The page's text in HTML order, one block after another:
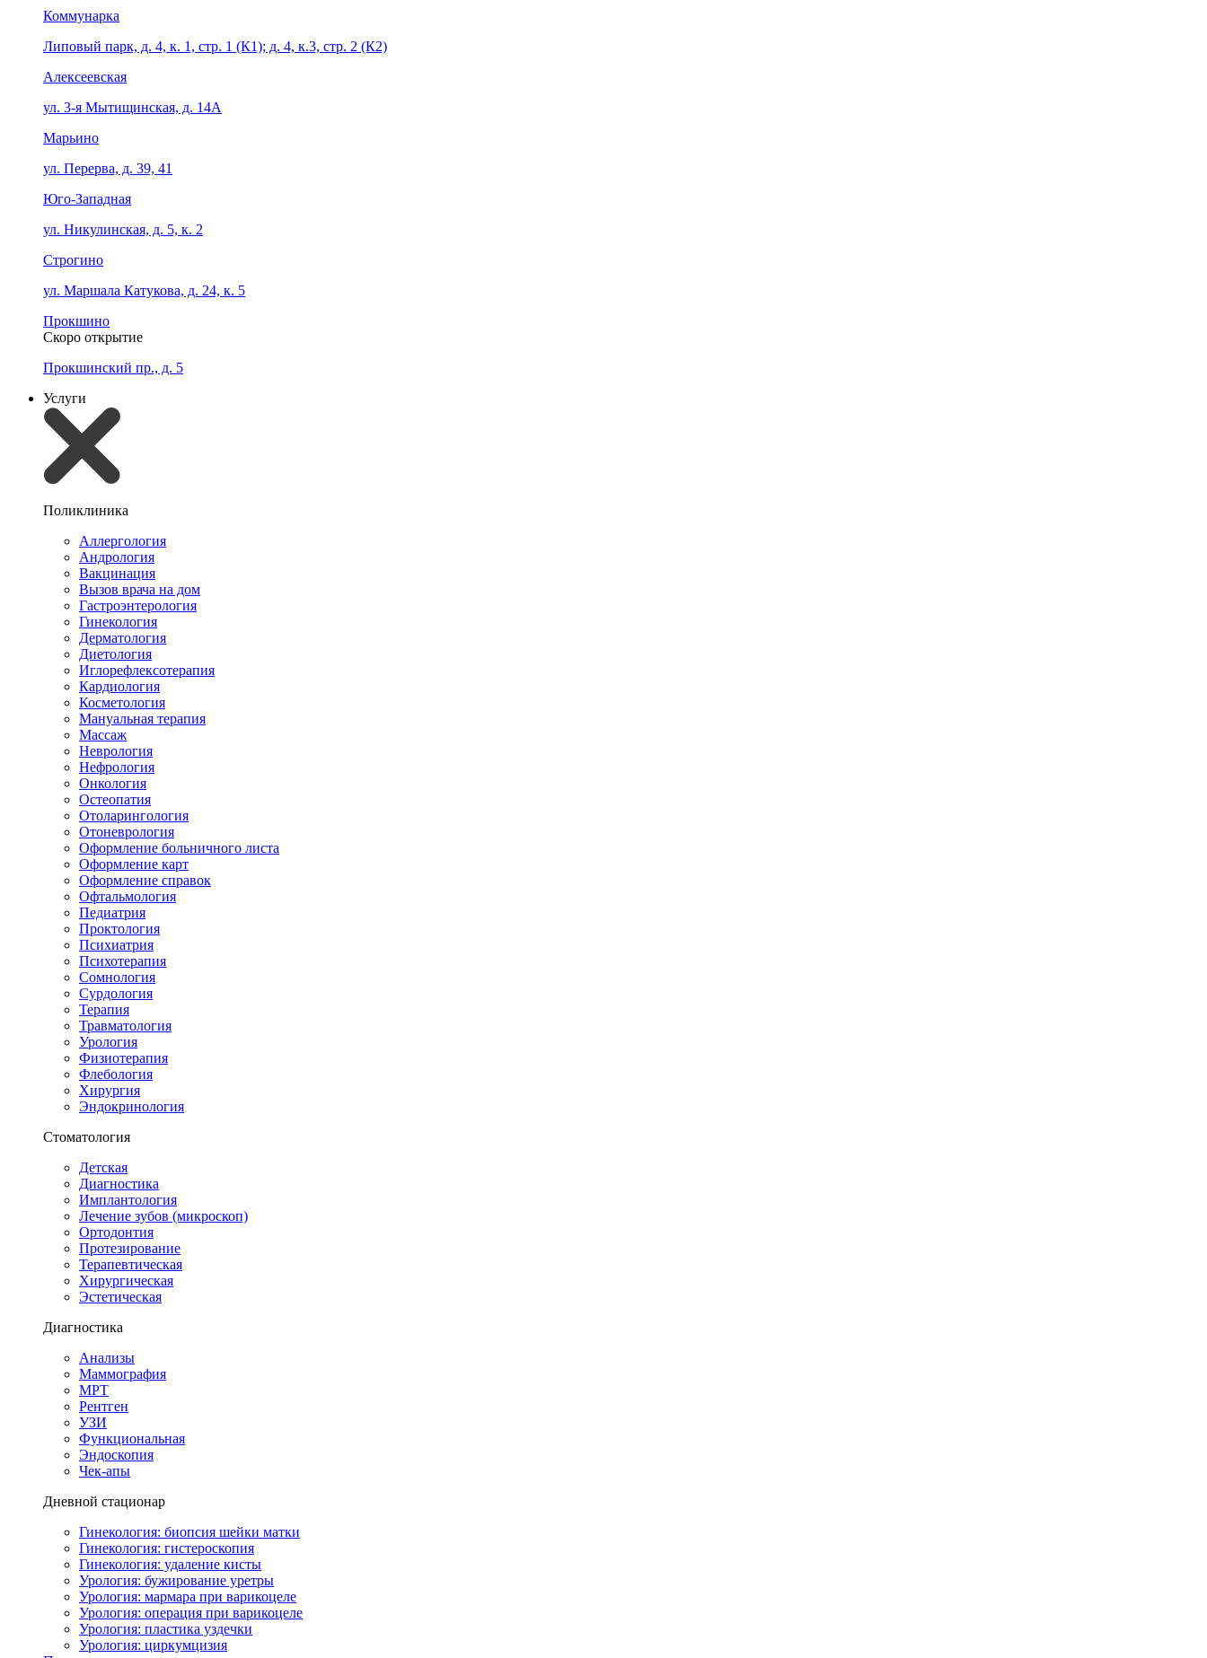
Коммунарка
Липовый парк, д. 4, к. 1, стр. 1 (К1); д. 4, к.3, стр. 2 (К2)
Алексеевская
ул. 3-я Мытищинская, д. 14А
Марьино
ул. Перерва, д. 39, 41
Юго-Западная
ул. Никулинская, д. 5, к. 2
Строгино
ул. Маршала Катукова, д. 24, к. 5
Прокшино
Скоро открытие
Прокшинский пр., д. 5
Услуги
Поликлиника
Аллергология
Андрология
Вакцинация
Вызов врача на дом
Гастроэнтерология
Гинекология
Дерматология
Диетология
Иглорефлексотерапия
Кардиология
Косметология
Мануальная терапия
Массаж
Неврология
Нефрология
Онкология
Остеопатия
Отоларингология
Отоневрология
Оформление больничного листа
Оформление карт
Оформление справок
Офтальмология
Педиатрия
Проктология
Психиатрия
Психотерапия
Сомнология
Сурдология
Терапия
Травматология
Урология
Физиотерапия
Флебология
Хирургия
Эндокринология
Стоматология
Детская
Диагностика
Имплантология
Лечение зубов (микроскоп)
Ортодонтия
Протезирование
Терапевтическая
Хирургическая
Эстетическая
Диагностика
Анализы
Маммография
МРТ
Рентген
УЗИ
Функциональная
Эндоскопия
Чек-апы
Дневной стационар
Гинекология: биопсия шейки матки
Гинекология: гистероскопия
Гинекология: удаление кисты
Урология: бужирование уретры
Урология: мармара при варикоцеле
Урология: операция при варикоцеле
Урология: пластика уздечки
Урология: циркумцизия